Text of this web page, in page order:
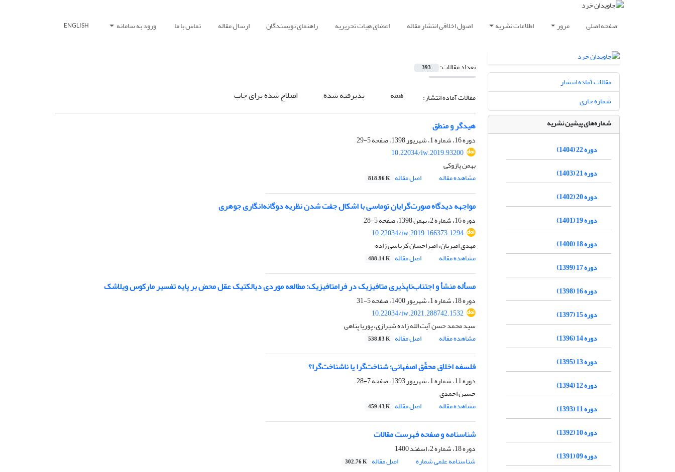
صفحه اصلی مرور اطلاعات نشریه اصول اخلاقی انتشار مقاله اعضای هیات تحریریه راهنمای نویسندگان ارسال مقاله تماس با ما ورود به سامانه ENGLISH
تعداد مقالات: 393
مقالات آماده انتشار: همه پذیرفته شده اصلاح شده برای چاپ
هیدگر و منطق
دوره 16، شماره 1، شهریور 1398، صفحه
5-29
10.22034/iw.2019.93200
بهمن پازوکی
مشاهده مقاله
اصل مقاله 818.96 K
مواجهه دیدگاه صورت‌گرایان توماسی با اشکال جفت شدن نظریه دوگانه‌انگاری جوهری
دوره 16، شماره 2، بهمن 1398، صفحه
5-28
10.22034/iw.2019.166373.1294
مهدی امیریان، امیراحسان کرباسی زاده
مشاهده مقاله
اصل مقاله 488.14 K
مسأله منشأ و اجتناب‌ناپذیری متافیزیک در فرامتافیزیک: مطالعه‌‌ موردی دیالکتیک عقل محض بر پایه‌ تفسیر مارکوس ویلاشک
دوره 18، شماره 1، شهریور 1400، صفحه
5-31
10.22034/iw.2021.288742.1532
سید محمد حسن آیت الله زاده شیرازی، پوریا پناهی
مشاهده مقاله
اصل مقاله 538.03 K
فلسفه اخلاق محقّق اصفهانی؛ شناخت‌گرا یا ناشناخت‌گرا؟
دوره 11، شماره 1، شهریور 1393، صفحه
7-28
حسین احمدی
مشاهده مقاله
اصل مقاله 459.43 K
شناسنامه و صفحه فهرست مقالات
دوره 18، شماره 2، اسفند 1400
شناسنامه علمی شماره
اصل مقاله 302.76 K
مقالات آماده انتشار
شماره جاری
شماره‌های پیشین نشریه
دوره 22 (1404)
دوره 21 (1403)
دوره 20 (1402)
دوره 19 (1401)
دوره 18 (1400)
دوره 17 (1399)
دوره 16 (1398)
دوره 15 (1397)
دوره 14 (1396)
دوره 13 (1395)
دوره 12 (1394)
دوره 11 (1393)
دوره 10 (1392)
دوره 09 (1391)